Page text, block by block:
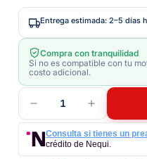
Entrega estimada: 2–5 días
Compra con tranquilidad
Si no es compatible con tu
costo adicional.
1
Consulta si tienes un
crédito de Nequi.